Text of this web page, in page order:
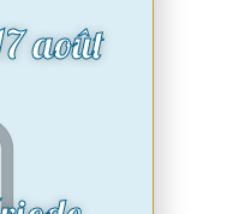
août